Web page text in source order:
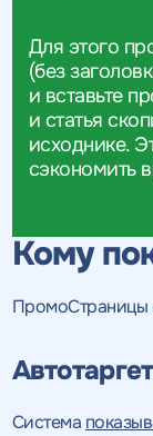
Для этого
(без
и вставьте
и статья
исходнике.
сэкономить
Кому
ПромоСтраницы
Система